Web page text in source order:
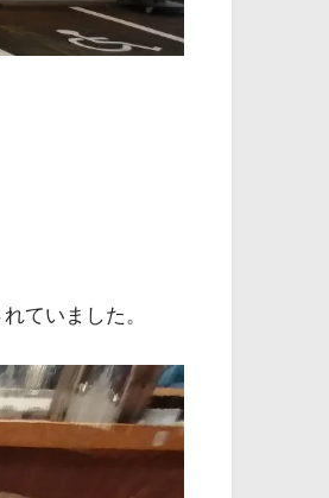
ていました。